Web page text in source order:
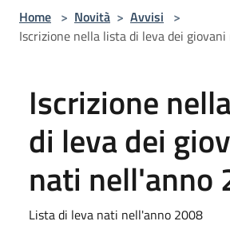
Home > Novità > Avvisi >
Iscrizione nella lista di leva dei
Iscrizione
di leva dei
nati nell'anno
Lista di leva nati nell'anno 2008